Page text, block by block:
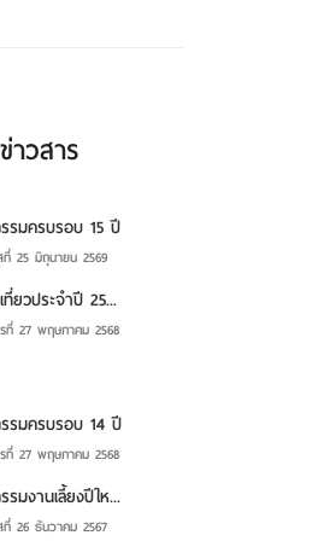
าวสาร
รมครบรอบ 15 ปี
25 มิถุนายน 2569
ที่ยวประจำปี 25...
ที่ 27 พฤษภาคม 2568
รมครบรอบ 14 ปี
ที่ 27 พฤษภาคม 2568
รมงานเลี้ยงปีให...
26 ธันวาคม 2567